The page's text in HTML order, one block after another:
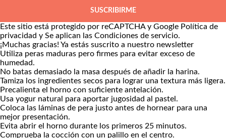
SUSCRIBIRME
Este sitio está protegido por reCAPTCHA y Google Política de
privacidad y Se aplican las Condiciones de servicio.
¡Muchas gracias! Ya estás suscrito a nuestro newsletter
Utiliza peras maduras pero firmes para evitar exceso de
humedad.
No batas demasiado la masa después de añadir la harina.
Tamiza los ingredientes secos para lograr una textura más ligera.
Precalienta el horno con suficiente antelación.
Usa yogur natural para aportar jugosidad al pastel.
Coloca las láminas de pera justo antes de hornear para una
mejor presentación.
Evita abrir el horno durante los primeros 25 minutos.
Comprueba la cocción con un palillo en el centro.